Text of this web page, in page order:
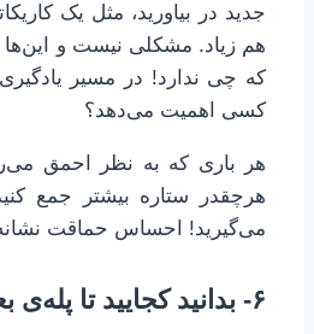
جدید در بیاورید، مثل یک
هم زیاد. مشکلی نیست و
که چی ندارد! در مسیر
کسی اهمیت می‌دهد؟
هر باری که به نظر احمق
هرچقدر ستاره بیشتر جمع
می‌گیرید! احساس حماقت
۶- بدانید کجایید تا پله‌ی بعدی را درست تشخیص دهید